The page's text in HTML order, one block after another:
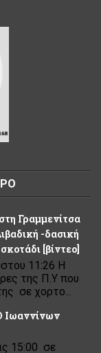
Γραμμενίτσα
-δασική
[βίντεο]
11:26 Η
της Π.Υ που
σε χορτο...
Ιωαννίνων
15:00 σε